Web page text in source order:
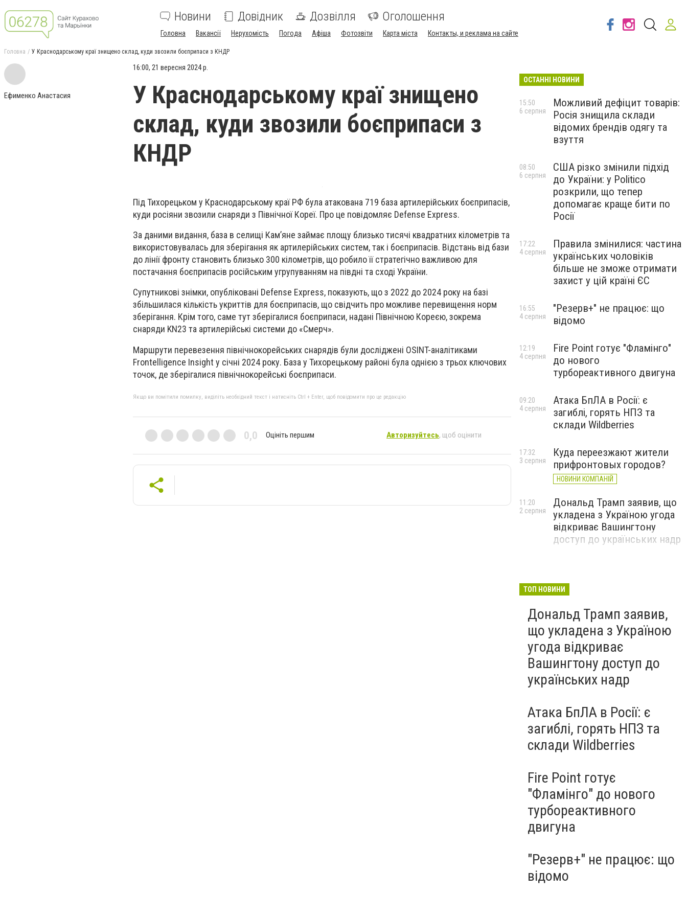
Новини Довідник Дозвілля Оголошення
Головна Вакансії Нерухомість Погода Афіша Фотозвіти Карта міста Контакты, и реклама на сайте
Головна У Краснодарському краї знищено склад, куди звозили боєприпаси з КНДР
Ефименко Анастасия
16:00, 21 вересня 2024 р.
У Краснодарському краї знищено
склад, куди звозили боєприпаси з
КНДР
Під Тихорецьком у Краснодарському краї РФ була атакована 719 база артилерійських боєприпасів,
куди росіяни звозили снаряди з Північної Кореї. Про це повідомляє Defense Express.
За даними видання, база в селищі Кам’яне займає площу близько тисячі квадратних кілометрів та
використовувалась для зберігання як артилерійських систем, так і боєприпасів. Відстань від бази
до лінії фронту становить близько 300 кілометрів, що робило її стратегічно важливою для
постачання боєприпасів російським угрупуванням на півдні та сході України.
Супутникові знімки, опубліковані Defense Express, показують, що з 2022 до 2024 року на базі
збільшилася кількість укриттів для боєприпасів, що свідчить про можливе перевищення норм
зберігання. Крім того, саме тут зберігалися боєприпаси, надані Північною Кореєю, зокрема
снаряди KN23 та артилерійські системи до «Смерч».
Маршрути перевезення північнокорейських снарядів були досліджені OSINT-аналітиками
Frontelligence Insight у січні 2024 року. База у Тихорецькому районі була однією з трьох ключових
точок, де зберігалися північнокорейські боєприпаси.
Якщо ви помітили помилку, виділіть необхідний текст і натисніть Ctrl + Enter, щоб повідомити про це редакцію
0,0 Оцініть першим Авторизуйтесь, щоб оцінити
ОСТАННІ НОВИНИ
Можливий дефіцит товарів:
Росія знищила склади
відомих брендів одягу та
взуття
15:50
6 серпня
США різко змінили підхід
до України: у Politico
розкрили, що тепер
допомагає краще бити по
Росії
08:50
6 серпня
Правила змінилися: частина
українських чоловіків
більше не зможе отримати
захист у цій країні ЄС
17:22
4 серпня
"Резерв+" не працює: що
відомо
16:55
4 серпня
Fire Point готує "Фламінго"
до нового
турбореактивного двигуна
12:19
4 серпня
Атака БпЛА в Росії: є
загиблі, горять НПЗ та
склади Wildberries
09:20
4 серпня
Куда переезжают жители
прифронтовых городов?
НОВИНИ КОМПАНІЙ
17:32
3 серпня
Дональд Трамп заявив, що
укладена з Україною угода
відкриває Вашингтону
доступ до українських надр
11:20
2 серпня
ТОП НОВИНИ
Дональд Трамп заявив,
що укладена з Україною
угода відкриває
Вашингтону доступ до
українських надр
Атака БпЛА в Росії: є
загиблі, горять НПЗ та
склади Wildberries
Fire Point готує
"Фламінго" до нового
турбореактивного
двигуна
"Резерв+" не працює: що
відомо